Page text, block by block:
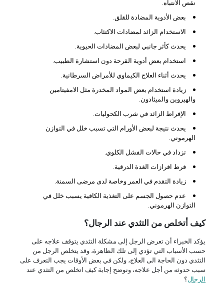
نقص الانتباه.
بعض الأدوية المضادة للقلق.
الاستخدام الزائد لمضادات الاكتئاب.
يحدث كأثر جانبي لبعض المضادات الحيوية.
استخدام بعض أدوية القرحة دون استشارة الطبيب.
يحدث أثناء العلاج الكيماوي للأمراض السرطانية.
زيادة استخدام بعض المواد المخدرة مثل الامفيتامين
والهيروين والميثادون.
الإفراط الزائد في شرب الكحوليات.
يحدث نتيجة لبعض الأورام التي تسبب خلل في التوازن
الهرموني.
تزداد في حالات الفشل الكلوي.
فرط افرازات الغدة الدرقية.
زيادة التقدم في العمر وخاصة لدى مرضى السمنة.
عدم حصول الجسم على التغذية الكافية يسبب خلل في
التوازن الهرموني.
كيف أتخلص من التثدي عند الرجال؟
يؤكد الخبراء أن تعرض الرجل إلى مشكلة التثدي يتوقف علاجه على
حسب الأسباب التي تؤدي إلى تلك الظاهرة، وقد يتخلص الرجل من
التثدي دون الحاجة الى العلاج، ولكن في بعض الأوقات يجب التعرف على
سبب حدوثه من أجل علاجه، ونوضح إجابة كيف اتخلص من التثدي عند
الرجال؟